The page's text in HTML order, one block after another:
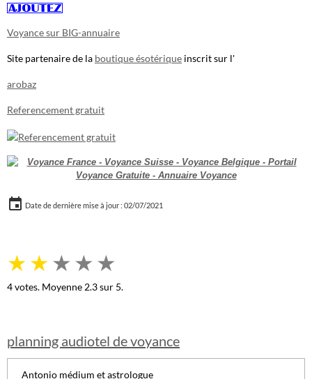
Voyance sur BIG-annuaire
Site partenaire de la boutique ésotérique inscrit sur l'
arobaz
Referencement gratuit
Date de dernière mise à jour : 02/07/2021
★★★ ★ ★
4votes. Moyenne 2.3sur 5.
planning audiotel de voyance
Antonio médium et astrologue